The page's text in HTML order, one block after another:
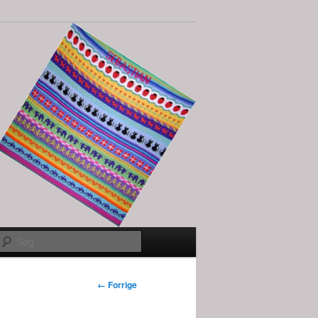
Billednavigation
← Forrige